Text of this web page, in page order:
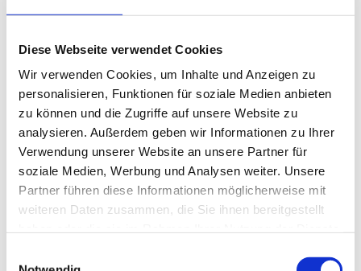
Diese Webseite verwendet Cookies
Wir verwenden Cookies, um Inhalte und Anzeigen zu
personalisieren, Funktionen für soziale Medien anbieten
zu können und die Zugriffe auf unsere Website zu
analysieren. Außerdem geben wir Informationen zu Ihrer
Verwendung unserer Website an unsere Partner für
soziale Medien, Werbung und Analysen weiter. Unsere
Partner führen diese Informationen möglicherweise mit
weiteren Daten zusammen, die Sie ihnen bereitgestellt
gereizte Kommunikation oder eine
erhöhte Fehleranfälligkeit.
Mögliche Ursachen sind unter anderem
fehlende Wertschätzung, unklare
Erwartungen, mangelnde
Entwicklungsmöglichkeiten oder
dauerhaft hohe Belastungen. Gleichzeitig
Ansatzpunkte, um die